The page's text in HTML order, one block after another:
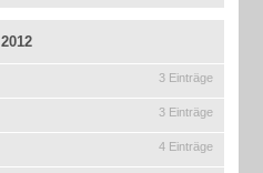
2012
3 Einträge
3 Einträge
4 Einträge